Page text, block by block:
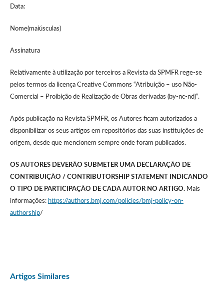
Data:
Nome(maiúsculas)
Assinatura
Relativamente à utilização por terceiros a Revista da SPMFR rege-se
pelos termos da licença Creative Commons “Atribuição – uso Não-
Comercial – Proibição de Realização de Obras derivadas (by-nc-nd)”.
Após publicação na Revista SPMFR, os Autores ficam autorizados a
disponibilizar os seus artigos em repositórios das suas instituições de
origem, desde que mencionem sempre onde foram publicados.
OS AUTORES DEVERÃO SUBMETER UMA DECLARAÇÃO DE
CONTRIBUIÇÃO / CONTRIBUTORSHIP STATEMENT INDICANDO
O TIPO DE PARTICIPAÇÃO DE CADA AUTOR NO ARTIGO.Mais
informações: https://authors.bmj.com/policies/bmj-policy-on-
authorship/
Artigos Similares